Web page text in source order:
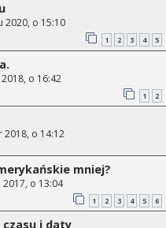
2020, o 15:10
1 2 3 4 5
o 16:42
1 2
2018, o 14:12
mniej?
2017, o 13:04
1 2 3 4 5 6
i daty